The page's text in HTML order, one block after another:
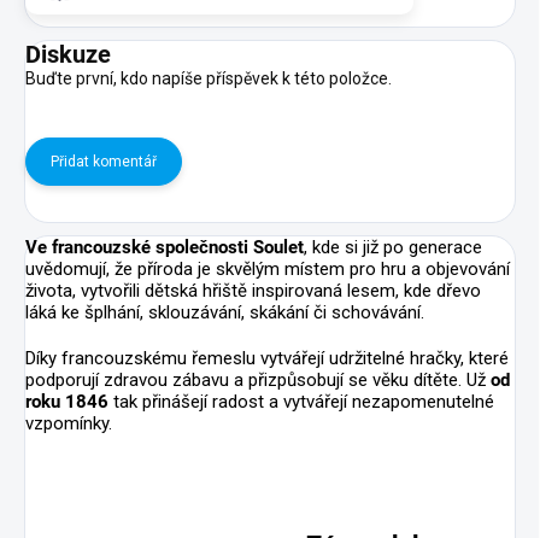
Diskuze
Buďte první, kdo napíše příspěvek k této položce.
Přidat komentář
Ve francouzské společnosti Soulet, kde si již po generace
uvědomují, že příroda je skvělým místem pro hru a objevování
života, vytvořili dětská hřiště inspirovaná lesem, kde dřevo
láká ke šplhání, sklouzávání, skákání či schovávání.
Díky francouzskému řemeslu vytvářejí udržitelné hračky, které
podporují zdravou zábavu a přizpůsobují se věku dítěte. Už od
roku 1846 tak přinášejí radost a vytvářejí nezapomenutelné
vzpomínky.